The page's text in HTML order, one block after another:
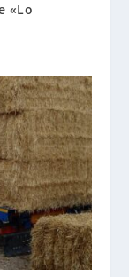
«Lo